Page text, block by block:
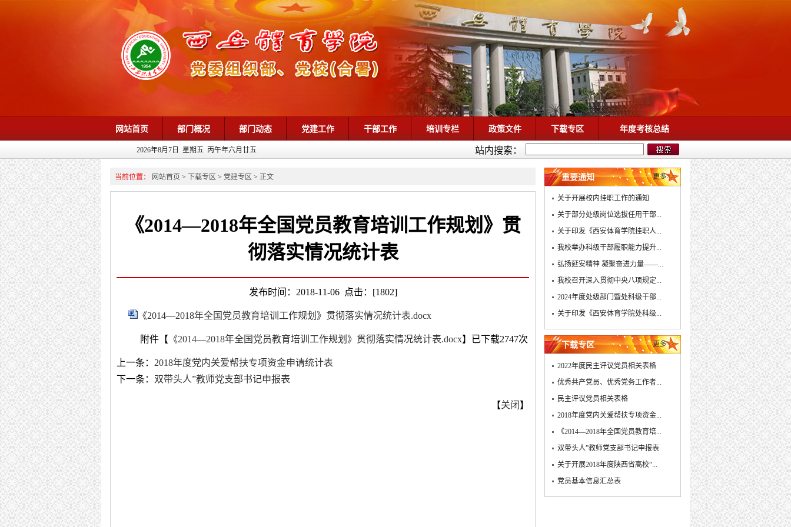
网站首页 部门概况 部门动态 党建工作 干部工作 培训专栏 政策文件 下载专区 年度考核总结
2026年8月7日 星期五 丙午年六月廿五 站内搜索：
当前位置： 网站首页 > 下载专区 > 党建专区 > 正文
《2014—2018年全国党员教育培训工作规划》贯
彻落实情况统计表
发布时间：2018-11-06 点击：[1802]
《2014—2018年全国党员教育培训工作规划》贯彻落实情况统计表.docx
附件【 《2014—2018年全国党员教育培训工作规划》贯彻落实情况统计表.docx】已下载2747次
上一条： 2018年度党内关爱帮扶专项资金申请统计表
下一条： 双带头人”教师党支部书记申报表
【关闭 】
重要通知 更多>>
关于开展校内挂职工作的通知
关于部分处级岗位选拔任用干部...
关于印发《西安体育学院挂职人...
我校举办科级干部履职能力提升...
弘扬延安精神 凝聚奋进力量——...
我校召开深入贯彻中央八项规定...
2024年度处级部门暨处科级干部...
关于印发《西安体育学院处科级...
下载专区 更多>>
2022年度民主评议党员相关表格
优秀共产党员、优秀党务工作者...
民主评议党员相关表格
2018年度党内关爱帮扶专项资金...
《2014—2018年全国党员教育培...
双带头人”教师党支部书记申报表
关于开展2018年度陕西省高校“...
党员基本信息汇总表